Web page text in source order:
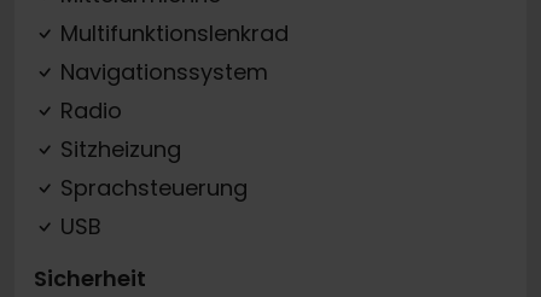
Multifunktionslenkrad
Navigationssystem
Radio
Sitzheizung
Sprachsteuerung
USB
Sicherheit